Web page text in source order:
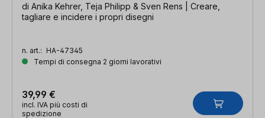
di Anika Kehrer, Teja Philipp & Sven Rens | Creare,
tagliare e incidere i propri disegni
n. art.: HA-47345
Tempi di consegna 2 giorni lavorativi
39,99 €
incl. IVA più costi di
spedizione